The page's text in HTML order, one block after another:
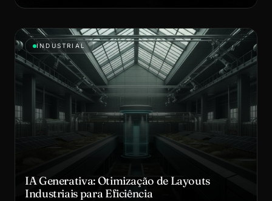
INDUSTRIAL
IA Generativa: Otimização de Layouts
Industriais para Eficiência